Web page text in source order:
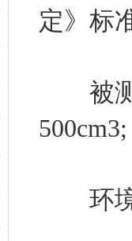
定》标
被测
500cm3;
环境